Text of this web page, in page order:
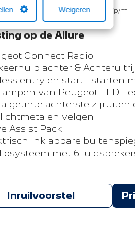
Weigeren
lease vanaf € 645 *p/m
op de Allure
Connect Radio
achter &
entry en start - starten
van Peugeot LED
getinte achterste zijruiten
velgen
Assist Pack
inklapbare
met 6
Inruilvoorstel